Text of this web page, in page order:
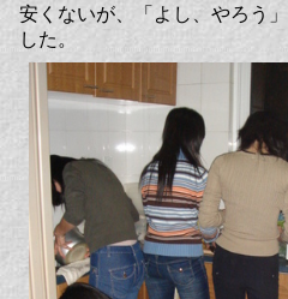
安くないが、「よし、やろう
した。